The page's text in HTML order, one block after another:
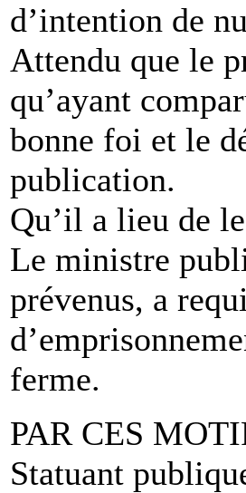
d’intention de
Attendu que le
qu’ayant
bonne foi et le
publication.
Qu’il a lieu de
Le ministre
prévenus, a
ferme.
PAR CES
Statuant